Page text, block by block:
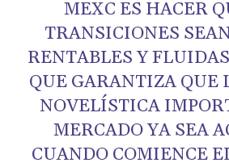
MEXC ES HACER
TRANSICIONES
RENTABLES Y
QUE GARANTIZA QUE
NOVELÍSTICA
MERCADO YA SEA
CUANDO COMIENCE